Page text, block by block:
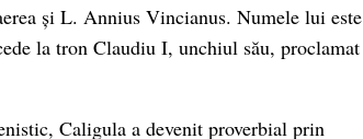
și L. Annius Vincianus. Numele lui este
la tron Claudiu I, unchiul său, proclamat
Caligula a devenit proverbial prin